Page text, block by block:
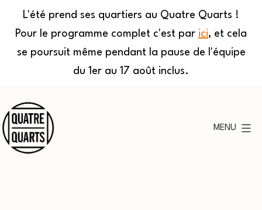
L'été prend ses quartiers au Quatre Quarts !
Pour le programme complet c'est par ici, et cela
se poursuit même pendant la pause de l'équipe
du 1er au 17 août inclus.
au
contenu
MENU